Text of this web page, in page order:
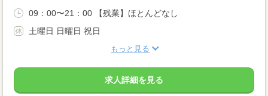
09：00〜21：00 【残業】ほとんどなし
土曜日 日曜日 祝日
もっと見る
求人詳細を見る